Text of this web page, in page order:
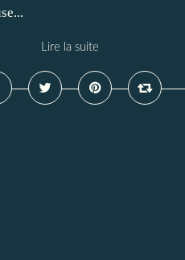
Lire la suite